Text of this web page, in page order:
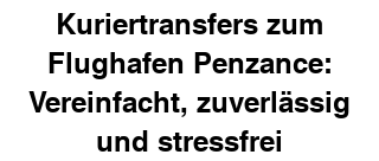
Kuriertransfers zum
Flughafen Penzance:
Vereinfacht, zuverlässig
und stressfrei